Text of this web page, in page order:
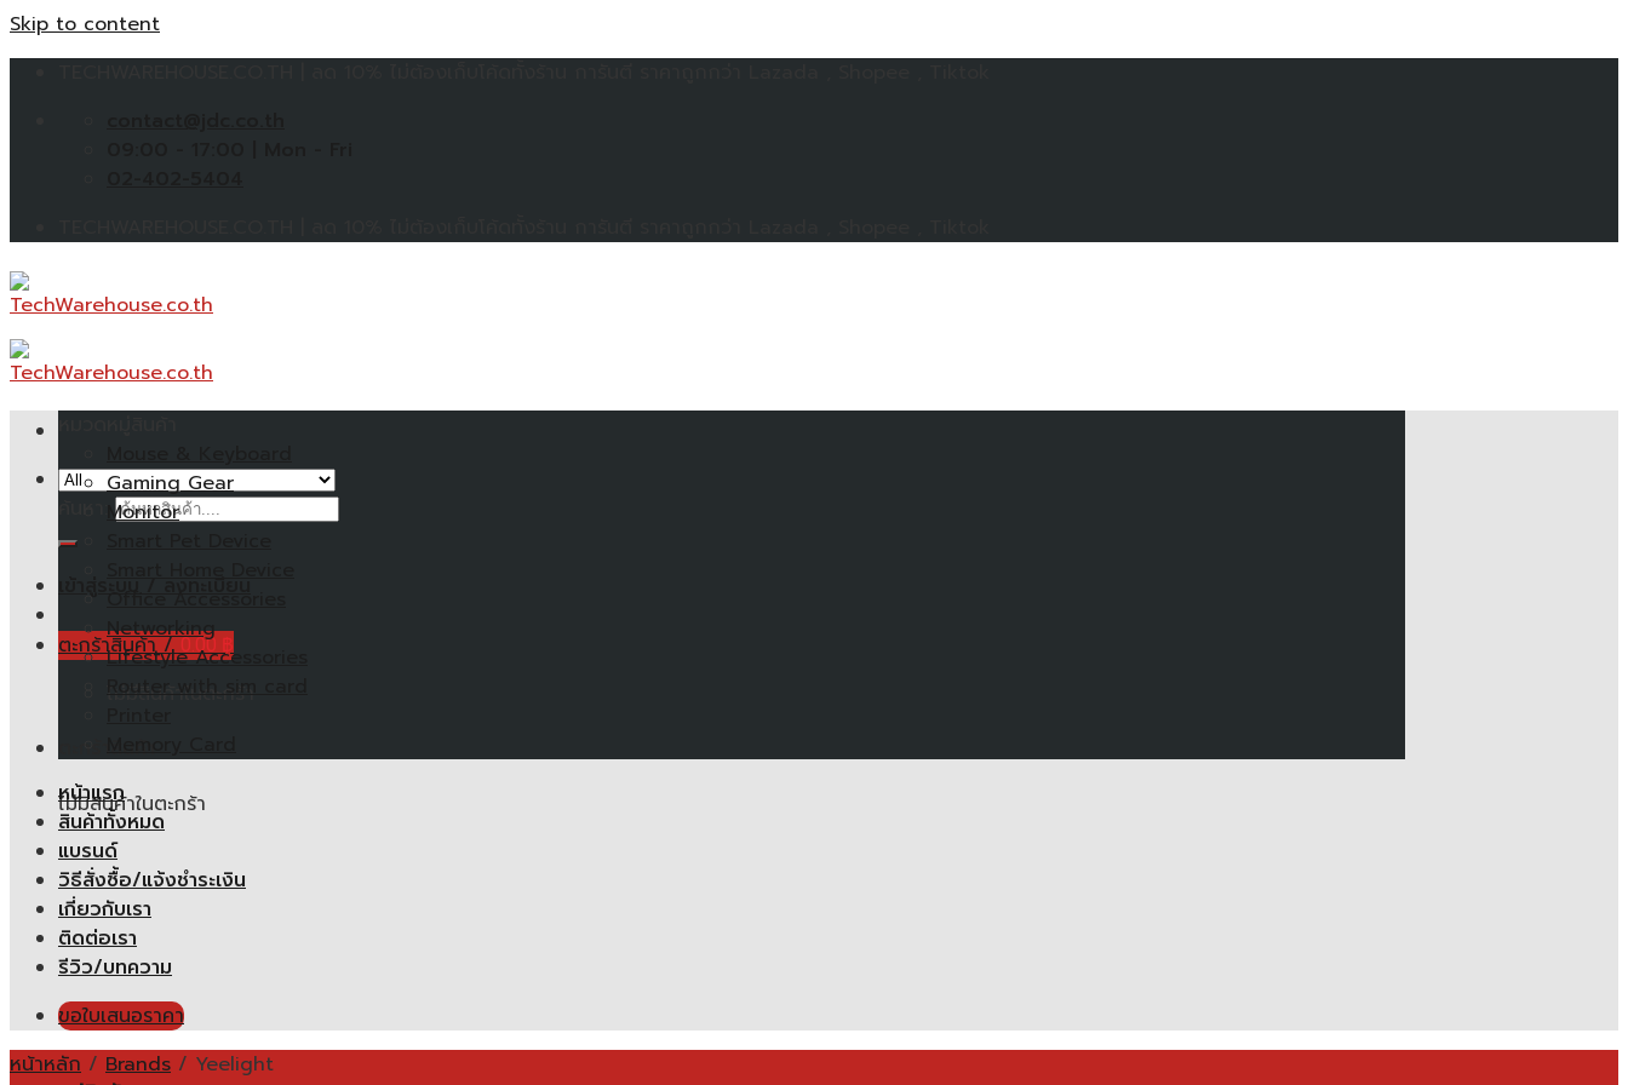
Skip to content
ตะกร้าสินค้า /0.00 ฿
ไม่มีสินค้าในตะกร้า
ไม่มีสินค้าในตะกร้า
Gaming Gear
Monitor
Networking
Lifestyle Accessories
Router with sim card
หน้าแรก
สินค้าทั้งหมด
แบรนด์
วิธีสั่งซื้อ/แจ้งชำระเงิน
เกี่ยวกับเรา
ติดต่อเรา
รีวิว/บทความ
ขอใบเสนอราคา
หน้าหลัก / Brands / Yeelight